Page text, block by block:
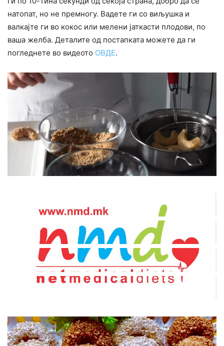
натопат, но не премногу. Вадете ги со виљушка и
валкајте ги во кокос или мелени јаткасти плодови, по
ваша желба. Деталите од постапката можете да ги
погледнете во видеото ОВДЕ.